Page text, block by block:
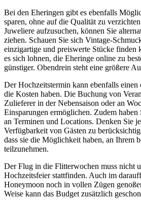
Bei den Eheringen gibt es ebenfalls
sparen, ohne auf die Qualität zu
Juweliere aufzusuchen, können Sie
ziehen. Schauen Sie sich Vintage-
einzigartige und preiswerte Stücke finden
es sich lohnen, die Eheringe online zu
günstiger. Obendrein steht eine größere
Der Hochzeitstermin kann ebenfalls
die Kosten haben. Die Buchung von
Zulieferer in der Nebensaison oder an
Einsparungen ermöglichen. Zudem
an Terminen und Locations. Denken Sie
Verfügbarkeit von Gästen zu
dass sie die Möglichkeit haben, an Ihrem
teilzunehmen.
Der Flug in die Flitterwochen muss nicht
Hochzeitsfeier stattfinden. Auch im
Honeymoon noch in vollen Zügen
Weise kann das Budget zusätzlich